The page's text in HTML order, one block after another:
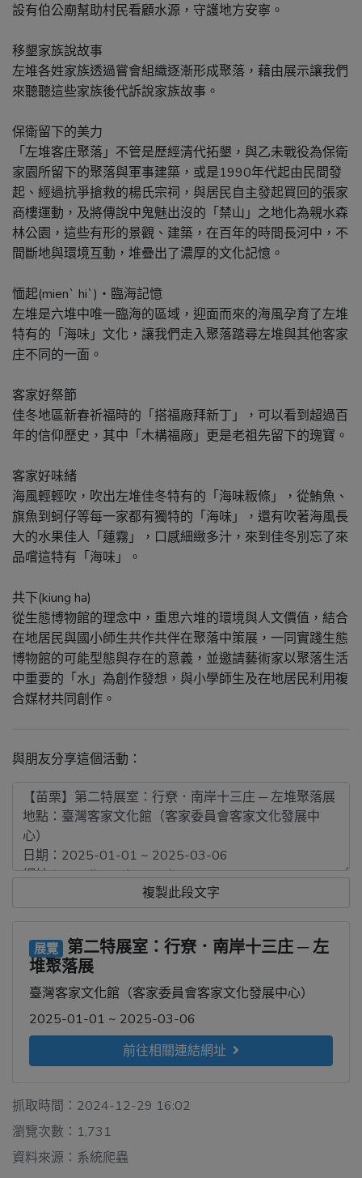
設有伯公廟幫助村民看顧水源，守護地方安寧。
移墾家族說故事
左堆各姓家族透過嘗會組織逐漸形成聚落，藉由展示讓我們
來聽聽這些家族後代訴說家族故事。
保衛留下的美力
「左堆客庄聚落」不管是歷經清代拓墾，與乙未戰役為保衛
家園所留下的聚落與軍事建築，或是1990年代起由民間發
起、經過抗爭搶救的楊氏宗祠，與居民自主發起買回的張家
商樓運動，及將傳說中鬼魅出沒的「禁山」之地化為親水森
林公園，這些有形的景觀、建築，在百年的時間長河中，不
間斷地與環境互動，堆疊出了濃厚的文化記憶。
愐起(mienˋ hiˋ)・臨海記憶
左堆是六堆中唯一臨海的區域，迎面而來的海風孕育了左堆
特有的「海味」文化，讓我們走入聚落踏尋左堆與其他客家
庄不同的一面。
客家好祭節
佳冬地區新春祈福時的「搭福廠拜新丁」，可以看到超過百
年的信仰歷史，其中「木構福廠」更是老祖先留下的瑰寶。
客家好味緒
海風輕輕吹，吹出左堆佳冬特有的「海味粄條」，從鮪魚、
旗魚到蚵仔等每一家都有獨特的「海味」，還有吹著海風長
大的水果佳人「蓮霧」，口感細緻多汁，來到佳冬別忘了來
品嚐這特有「海味」。
共下(kiung ha)
從生態博物館的理念中，重思六堆的環境與人文價值，結合
在地居民與國小師生共作共伴在聚落中策展，一同實踐生態
博物館的可能型態與存在的意義，並邀請藝術家以聚落生活
中重要的「水」為創作發想，與小學師生及在地居民利用複
合媒材共同創作。
與朋友分享這個活動：
複製此段文字
展覽 第二特展室：行尞．南岸十三庄 ─ 左
堆聚落展
臺灣客家文化館（客家委員會客家文化發展中心）
2025-01-01 ~ 2025-03-06
前往相關連結網址
抓取時間：2024-12-29 16:02
瀏覽次數：1,731
資料來源：系統爬蟲